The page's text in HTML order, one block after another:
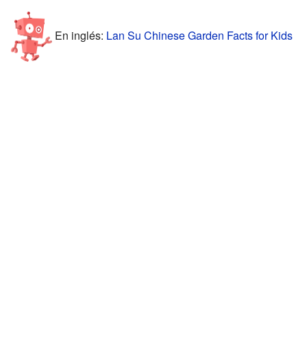
En inglés: Lan Su Chinese Garden Facts for Kids